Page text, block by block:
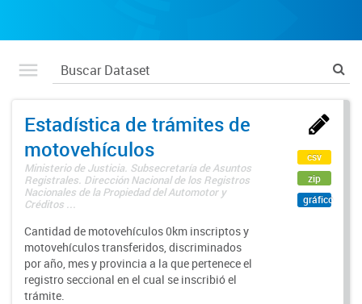
Estadística de trámites de
motovehículos
Ministerio de Justicia. Subsecretaría de Asuntos
Registrales. Dirección Nacional de los Registros
Nacionales de la Propiedad del Automotor y
Créditos ...
Cantidad de motovehículos 0km inscriptos y
motovehículos transferidos, discriminados
por año, mes y provincia a la que pertenece el
registro seccional en el cual se inscribió el
trámite.
csv
zip
gráfico